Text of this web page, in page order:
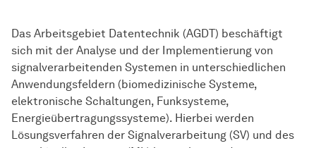
Das Arbeitsgebiet Datentechnik (AGDT) beschäftigt
sich mit der Analyse und der Implementierung von
signalverarbeitenden Systemen in unterschiedlichen
Anwendungsfeldern (biomedizinische Systeme,
elektronische Schaltungen, Funksysteme,
Energieübertragungssysteme). Hierbei werden
Lösungsverfahren der Signalverarbeitung (SV) und des